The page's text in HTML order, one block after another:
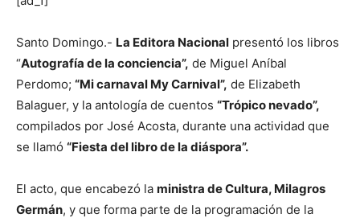
Santo Domingo.- La Editora Nacional presentó los libros
“Autografía de la conciencia”, de Miguel Aníbal
Perdomo; “Mi carnaval My Carnival”, de Elizabeth
Balaguer, y la antología de cuentos “Trópico nevado”,
compilados por José Acosta, durante una actividad que
se llamó “Fiesta del libro de la diáspora”.
El acto, que encabezó la ministra de Cultura, Milagros
Germán, y que forma parte de la programación de la